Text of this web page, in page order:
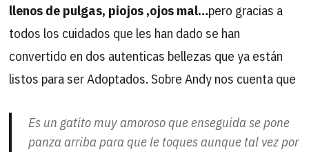
llenos de pulgas, piojos ,ojos mal…pero gracias a
todos los cuidados que les han dado se han
convertido en dos autenticas bellezas que ya están
listos para ser Adoptados. Sobre Andy nos cuenta que
Es un gatito muy amoroso que enseguida se pone
panza arriba para que le toques aunque tal vez por